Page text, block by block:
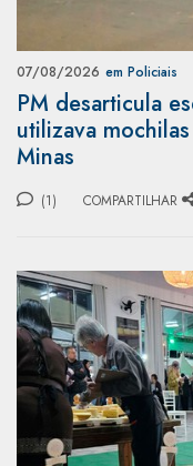
07/08/2026 em Policiais
PM desarticula
utilizava
Minas
(1) COMPARTILHAR